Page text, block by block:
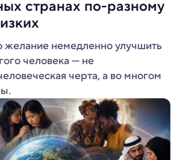
странах по-разному
желание немедленно улучшить
человека — не
черта, а во многом